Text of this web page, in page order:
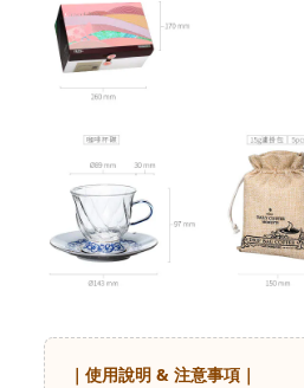
｜使用說明 & 注意事項｜